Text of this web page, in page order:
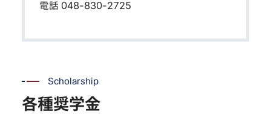
電話 048-830-2725
Scholarship
各種奨学金